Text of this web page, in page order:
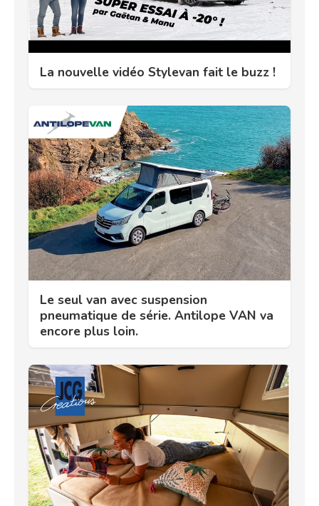
La nouvelle vidéo Stylevan fait le buzz !
Le seul van avec suspension
pneumatique de série. Antilope VAN va
encore plus loin.